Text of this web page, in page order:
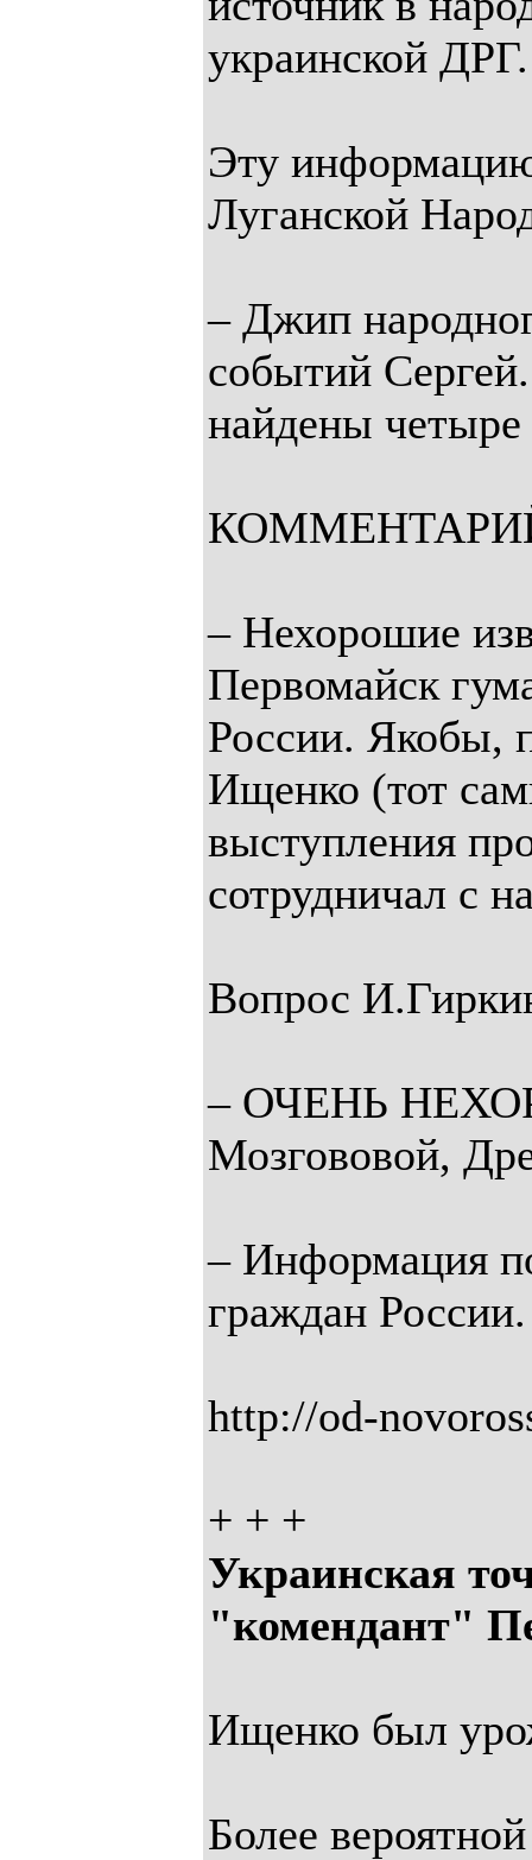
украинской
Эту
Луганской
– Джип
событий
найдены четыре
– Нехорошие
Первомайск
России. Якобы,
Ищенко (тот
выступления
сотрудничал с
Вопрос
– ОЧЕНЬ
Мозгововой,
– Информация
граждан
http://od-
+ + +
Украинская
"комендант"
Ищенко был
Более